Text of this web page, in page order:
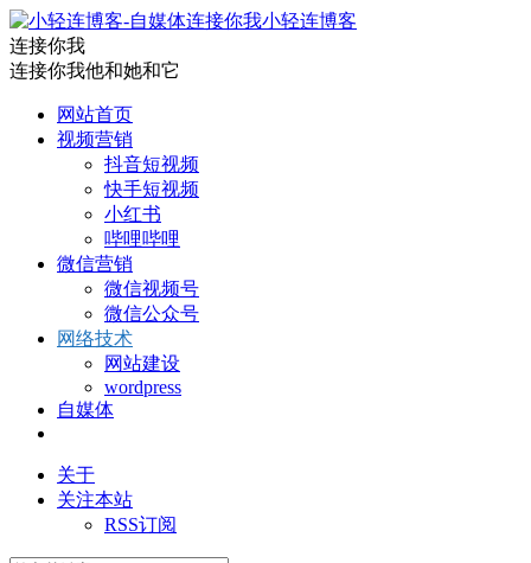
小轻连博客
连接你我
连接你我他和她和它
网站首页
视频营销
抖音短视频
快手短视频
小红书
哔哩哔哩
微信营销
微信视频号
微信公众号
网络技术
网站建设
wordpress
自媒体
关于
关注本站
RSS订阅